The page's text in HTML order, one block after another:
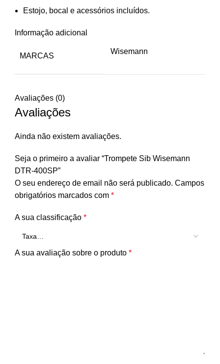
Estojo, bocal e acessórios incluídos.
Informação adicional
MARCAS
Wisemann
Avaliações (0)
Avaliações
Ainda não existem avaliações.
Seja o primeiro a avaliar “Trompete Sib Wisemann
DTR-400SP”
O seu endereço de email não será publicado. Campos
obrigatórios marcados com *
A sua classificação *
A sua avaliação sobre o produto *